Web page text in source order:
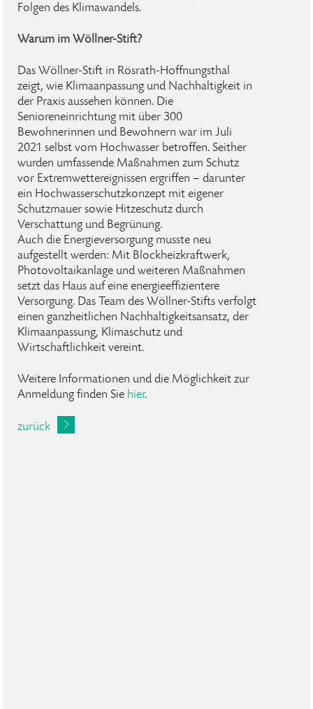
Folgen des Klimawandels.
Warum im Wöllner-Stift?
Das Wöllner-Stift in Rösrath-Hoffnungsthal
zeigt, wie Klimaanpassung und Nachhaltigkeit in
der Praxis aussehen können. Die
Senioreneinrichtung mit über 300
Bewohnerinnen und Bewohnern war im Juli
2021 selbst vom Hochwasser betroffen. Seither
wurden umfassende Maßnahmen zum Schutz
vor Extremwettereignissen ergriffen – darunter
ein Hochwasserschutzkonzept mit eigener
Schutzmauer sowie Hitzeschutz durch
Verschattung und Begrünung.
Auch die Energieversorgung musste neu
aufgestellt werden: Mit Blockheizkraftwerk,
Photovoltaikanlage und weiteren Maßnahmen
setzt das Haus auf eine energieeffizientere
Versorgung. Das Team des Wöllner-Stifts verfolgt
einen ganzheitlichen Nachhaltigkeitsansatz, der
Klimaanpassung, Klimaschutz und
Wirtschaftlichkeit vereint.
Weitere Informationen und die Möglichkeit zur
Anmeldung finden Sie hier.
zurück